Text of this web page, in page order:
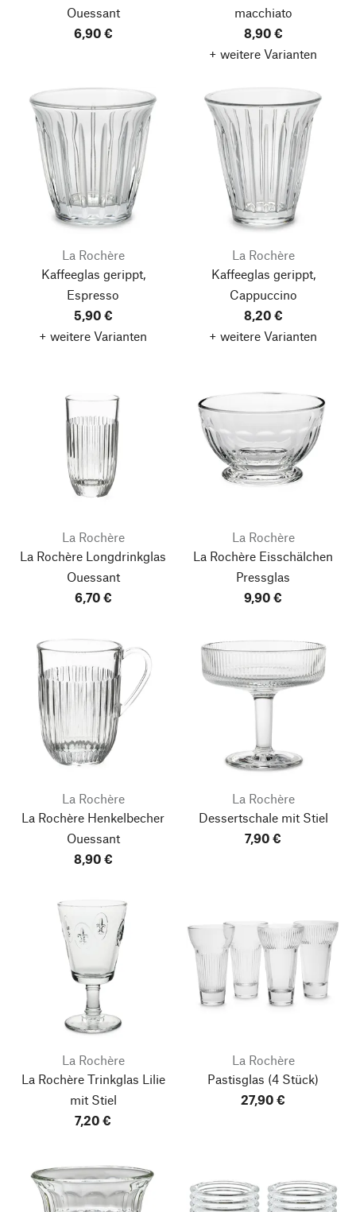
Ouessant
6,90 €
macchiato
8,90 €
+ weitere Varianten
La Rochère
Kaffeeglas gerippt,
Espresso
5,90 €
+ weitere Varianten
La Rochère
Kaffeeglas gerippt,
Cappuccino
8,20 €
+ weitere Varianten
La Rochère
La Rochère Longdrinkglas
Ouessant
6,70 €
La Rochère
La Rochère Eisschälchen
Pressglas
9,90 €
La Rochère
La Rochère Henkelbecher
Ouessant
8,90 €
La Rochère
Dessertschale mit Stiel
7,90 €
La Rochère
La Rochère Trinkglas Lilie
mit Stiel
7,20 €
La Rochère
Pastisglas (4 Stück)
27,90 €